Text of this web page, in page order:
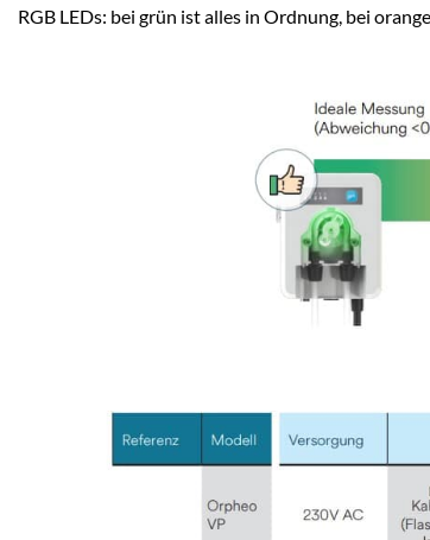
RGB LEDs: bei grün ist alles in Ordnung, bei